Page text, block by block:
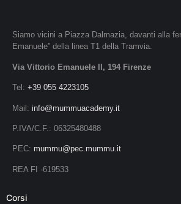
Siamo vicini a Piazza Dalmazia, davanti alla
Emanuele” della linea T1 della Tramvia.
Via Vittorio Emanuele II, 194 Firenze
Tel: +39 055 4223105
Mail: info@mummuacademy.it
P.IVA/C.F.: 06325480488
PEC: mummu@pec.mummu.it
REA FI -619533
Corsi